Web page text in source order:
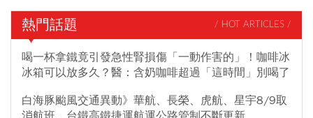
熱門話題 / HOT ARTICLES /
喝一杯拿鐵竟引發急性腎損傷「一動作害的」！咖啡冰
冰箱可以放多久？醫：含奶咖啡超過「這時間」別喝了
白海豚颱風交通異動》華航、長榮、虎航、星宇8/9取